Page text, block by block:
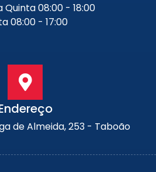
Quinta 08:00 - 18:00
08:00 - 17:00
de Almeida, 253 - Taboão